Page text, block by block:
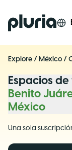
Logo Pluria
Explore / México /
Espacios
Benito
México
Una sola